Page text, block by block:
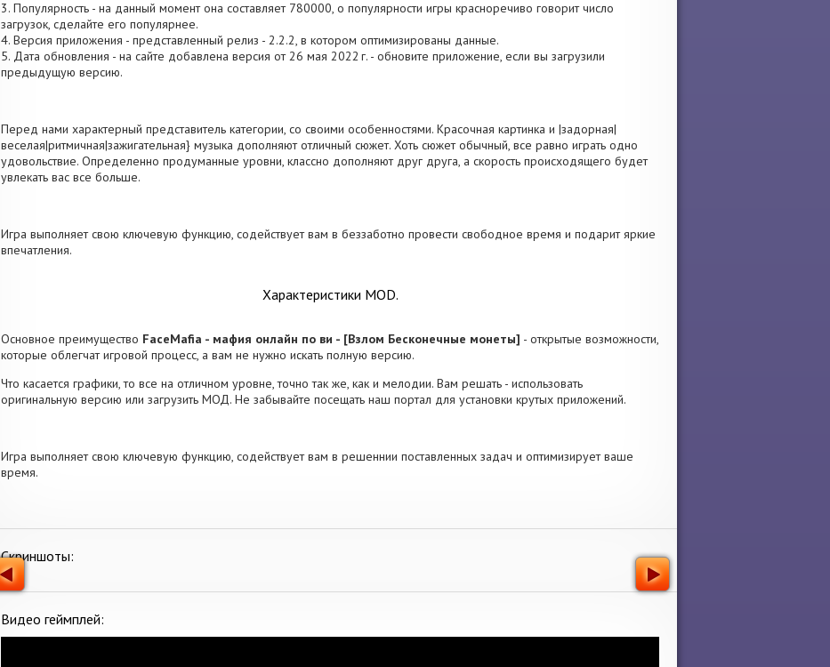
3. Популярность - на данный момент она составляет 780000, о популярности игры красноречиво говорит число
загрузок, сделайте его популярнее.
4. Версия приложения - представленный релиз - 2.2.2, в котором оптимизированы данные.
5. Дата обновления - на сайте добавлена версия от 26 мая 2022 г. - обновите приложение, если вы загрузили
предыдущую версию.
Перед нами характерный представитель категории, со своими особенностями. Красочная картинка и |задорная|
веселая|ритмичная|зажигательная} музыка дополняют отличный сюжет. Хоть сюжет обычный, все равно играть одно
удовольствие. Определенно продуманные уровни, классно дополняют друг друга, а скорость происходящего будет
увлекать вас все больше.
Игра выполняет свою ключевую функцию, содействует вам в беззаботно провести свободное время и подарит яркие
впечатления.
Характеристики MOD.
Основное преимущество FaceMafia - мафия онлайн по ви - [Взлом Бесконечные монеты] - открытые возможности,
которые облегчат игровой процесс, а вам не нужно искать полную версию.
Что касается графики, то все на отличном уровне, точно так же, как и мелодии. Вам решать - использовать
оригинальную версию или загрузить МОД. Не забывайте посещать наш портал для установки крутых приложений.
Игра выполняет свою ключевую функцию, содействует вам в решеннии поставленных задач и оптимизирует ваше
время.
Скриншоты:
Видео геймплей: